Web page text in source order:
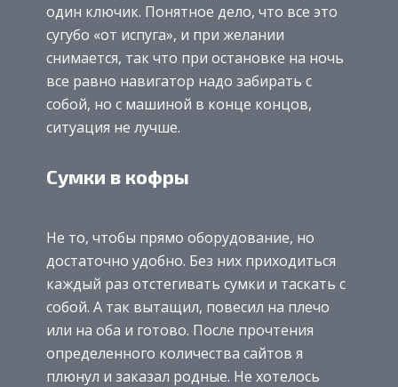
один ключик. Понятное дело, что все это
сугубо «от испуга», и при желании
снимается, так что при остановке на ночь
все равно навигатор надо забирать с
собой, но с машиной в конце концов,
ситуация не лучше.
Сумки в кофры
Не то, чтобы прямо оборудование, но
достаточно удобно. Без них приходиться
каждый раз отстегивать сумки и таскать с
собой. А так вытащил, повесил на плечо
или на оба и готово. После прочтения
определенного количества сайтов я
плюнул и заказал родные. Не хотелось